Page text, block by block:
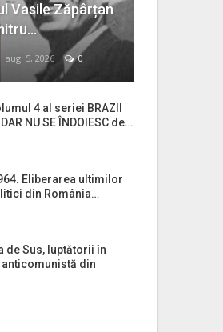
Vasile Zăpârțan
aug. 5, 2026 0
4 al seriei BRAZII
NU SE ÎNDOIESC de…
Eliberarea ultimilor
din România…
de Sus, luptătorii în
anticomunistă din